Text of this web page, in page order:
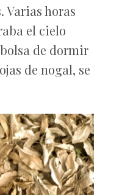
Varias horas
el cielo
de dormir
de nogal, se